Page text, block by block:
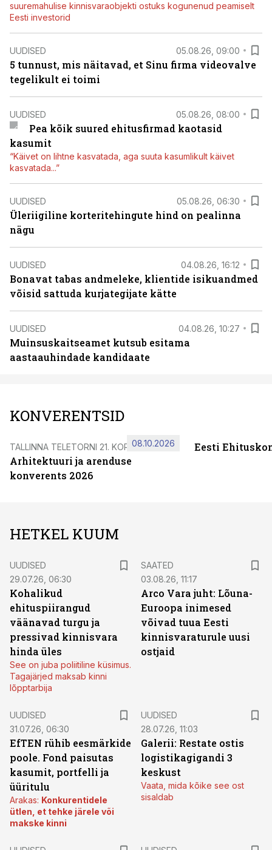
suuremahulise kinnisvaraobjekti ostuks kogunenud peamiselt
Eesti investorid
UUDISED 05.08.26, 09:00
5 tunnust, mis näitavad, et Sinu firma videovalve
tegelikult ei toimi
UUDISED 05.08.26, 08:00
Pea kõik suured ehitusfirmad kaotasid
kasumit
“Käivet on lihtne kasvatada, aga suuta kasumlikult käivet
kasvatada...”
UUDISED 05.08.26, 06:30
Üleriigiline korteritehingute hind on pealinna
nägu
UUDISED 04.08.26, 16:12
Bonavat tabas andmeleke, klientide isikuandmed
võisid sattuda kurjategijate kätte
UUDISED 04.08.26, 10:27
Muinsuskaitseamet kutsub esitama
aastaauhindade kandidaate
KONVERENTSID
TALLINNA TELETORNI 21. KORRUSEL
Arhitektuuri ja arenduse
konverents 2026
08.10.2026 Eesti
HETKEL KUUM
UUDISED
29.07.26, 06:30
Kohalikud
ehituspiirangud
väänavad turgu ja
pressivad kinnisvara
hinda üles
See on juba poliitiline küsimus.
Tagajärjed maksab kinni
lõpptarbija
SAATED
03.08.26, 11:17
Arco Vara juht: Lõuna-
Euroopa inimesed
võivad tuua Eesti
kinnisvaraturule uusi
ostjaid
UUDISED
31.07.26, 06:30
EfTEN rühib eesmärkide
poole. Fond paisutas
kasumit, portfelli ja
üüritulu
Arakas: Konkurentidele
ütlen, et tehke järele või
makske kinni
UUDISED
28.07.26, 11:03
Galerii: Restate ostis
logistikagigandi 3
keskust
Vaata, mida kõike see ost
sisaldab